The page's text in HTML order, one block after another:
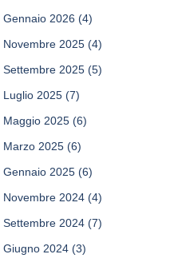
Gennaio 2026 (4)
Novembre 2025 (4)
Settembre 2025 (5)
Luglio 2025 (7)
Maggio 2025 (6)
Marzo 2025 (6)
Gennaio 2025 (6)
Novembre 2024 (4)
Settembre 2024 (7)
Giugno 2024 (3)